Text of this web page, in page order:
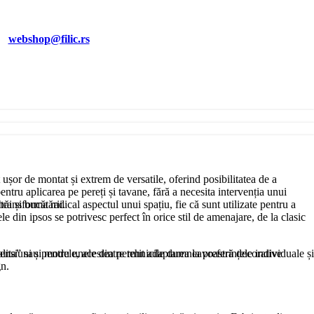
webshop@filic.rs
de montat și extrem de versatile, oferind posibilitatea de a
aplicarea pe pereți și tavane, fără a necesita intervenția unui
și bucătării.
sau pentru unele dintre tehnicile dumneavoastră decorative
radical aspectul unui spațiu, fie că sunt utilizate pentru a
din ipsos se potrivesc perfect în orice stil de amenajare, de la clasic
și modele, acestea permit adaptarea la preferințele individuale și